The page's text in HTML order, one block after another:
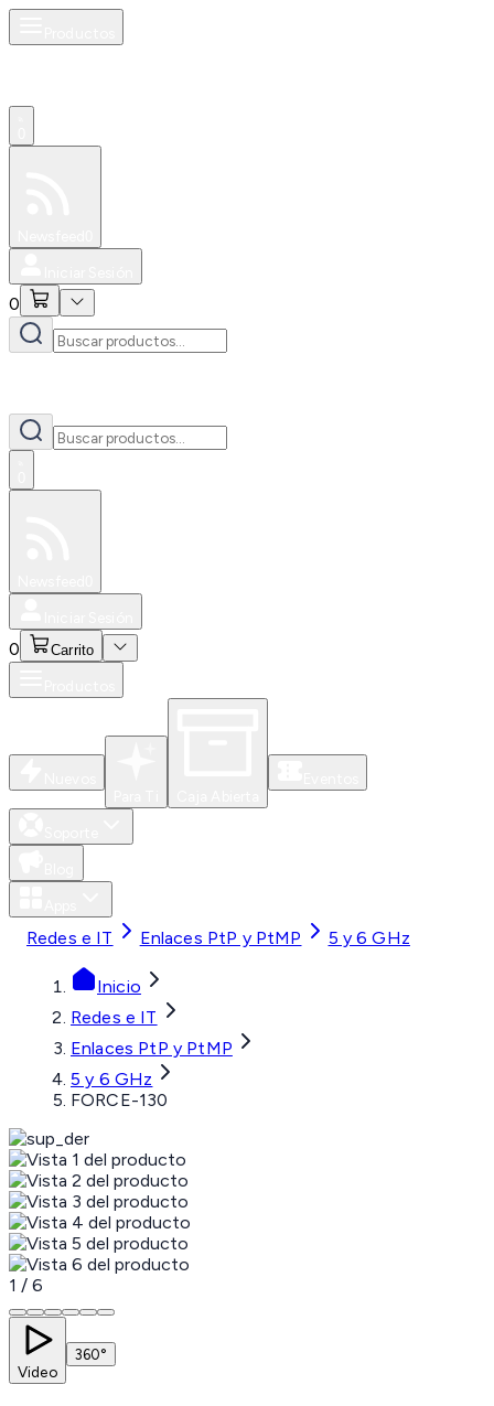
0
0 Carrito
Redes e IT Enlaces PtP y PtMP 5 y 6 GHz
Inicio
Redes e IT
Enlaces PtP y PtMP
5 y 6 GHz
FORCE-130
1 / 6
Video
360°